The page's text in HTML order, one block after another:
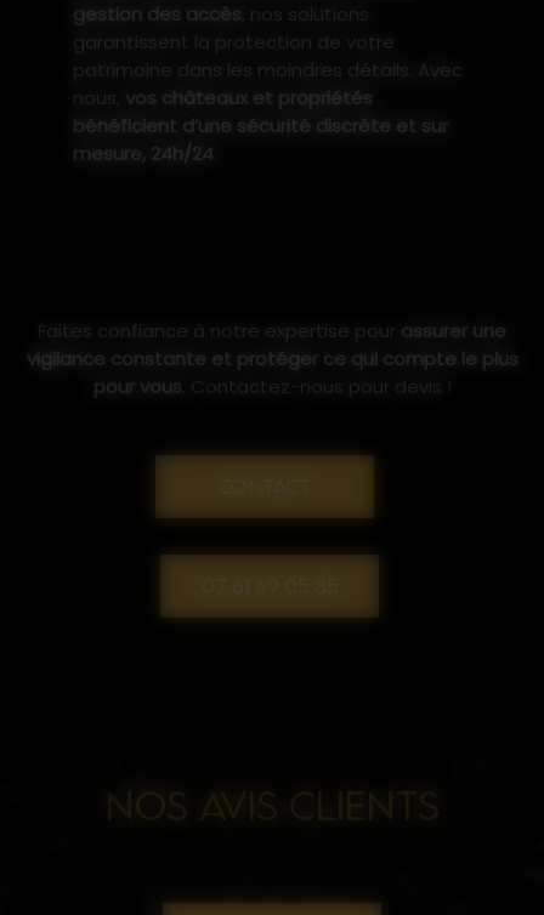
gestion des accès , nos solutions
garantissent la protection de votre
patrimoine dans les moindres détails. Avec
nous, vos châteaux et propriétés
bénéficient d’une sécurité discrète et sur
mesure, 24h/24
Faites confiance à notre expertise pour assurer une
vigilance constante et protéger ce qui compte le plus
pour vous . Contactez-nous pour devis !
NOS AVIS CLIENTS